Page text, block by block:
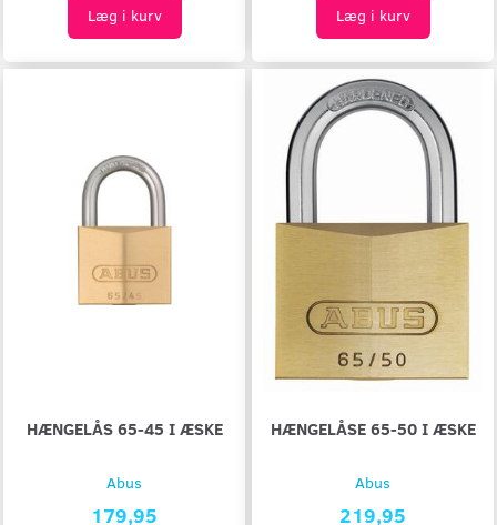
Læg i kurv Læg i kurv
HÆNGELÅS 65-45 I ÆSKE
Abus
179,95
HÆNGELÅSE 65-50 I ÆSKE
Abus
219,95